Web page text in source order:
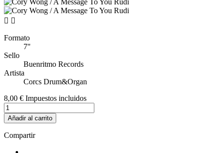
 
Formato
7"
Sello
Buenritmo Records
Artista
Corcs Drum&Organ
8,00 € Impuestos incluidos
Añadir al carrito
Compartir